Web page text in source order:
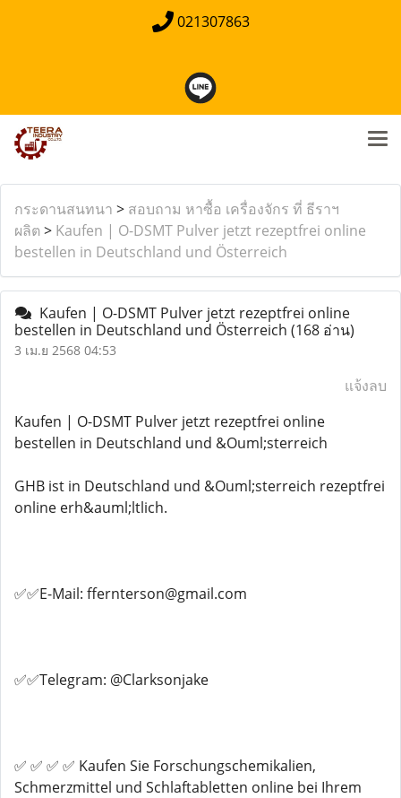
021307863
กระดานสนทนา > สอบถาม หาซื้อ เครื่องจักร ที่ ธีราฯ
ผลิต > Kaufen | O-DSMT Pulver jetzt rezeptfrei online
bestellen in Deutschland und Österreich
Kaufen | O-DSMT Pulver jetzt rezeptfrei online
bestellen in Deutschland und Österreich (168 อ่าน)
3 เม.ย 2568 04:53
แจ้งลบ
Kaufen | O-DSMT Pulver jetzt rezeptfrei online
bestellen in Deutschland und &Ouml;sterreich
GHB ist in Deutschland und &Ouml;sterreich rezeptfrei
online erh&auml;ltlich.
✅✅E-Mail: ffernterson@gmail.com
✅✅Telegram: @Clarksonjake
✅ ✅ ✅ ✅ Kaufen Sie Forschungschemikalien,
Schmerzmittel und Schlaftabletten online bei Ihrem